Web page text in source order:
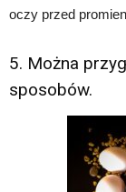
oczy przed
5. Można
sposobów.